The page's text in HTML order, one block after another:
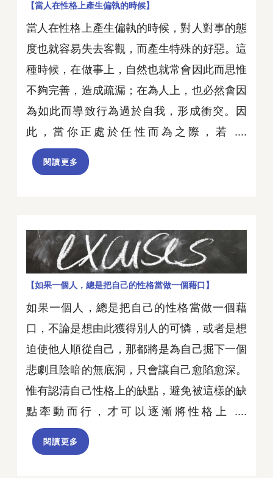
【當人在性格上產生偏執的時候】
當人在性格上產生偏執的時候，對人對事的態
度也就容易失去客觀，而產生特殊的好惡。這
種時候，在做事上，自然也就常會因此而思惟
不夠完善，造成疏漏；在為人上，也必然會因
為如此而導致行為過於自我，形成衝突。因
此，當你正處於任性而為之際，若 ....
閱讀更多
【如果一個人，總是把自己的性格當做一個藉口】
如果一個人，總是把自己的性格當做一個藉
口，不論是想由此獲得別人的可憐，或者是想
迫使他人順從自己，那都將是為自己掘下一個
悲劇且陰暗的無底洞，只會讓自己愈陷愈深。
惟有認清自己性格上的缺點，避免被這樣的缺
點牽動而行，才可以逐漸將性格上 ....
閱讀更多